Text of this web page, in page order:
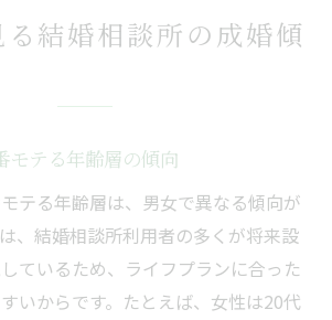
結婚相談所の成婚傾
モテる年齢層の傾向
テる年齢層は、男女で異なる傾向が
、結婚相談所利用者の多くが将来設
ているため、ライフプランに合った
いからです。たとえば、女性は20代